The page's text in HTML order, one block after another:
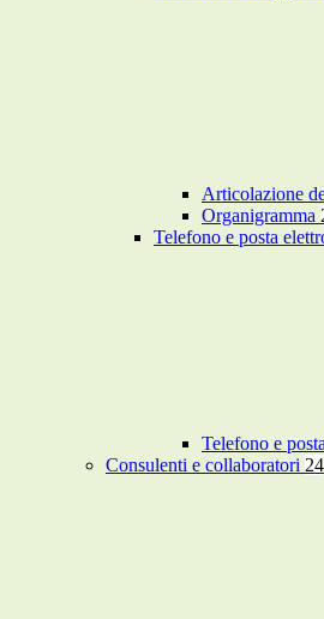
Articolazione
Organigramma
Telefono e posta
Telefono e
Consulenti e collaboratori 24